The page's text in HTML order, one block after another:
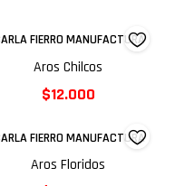
FIERRO MANUFACTURA
Aros Chilcos
$12.000
FIERRO MANUFACTURA
Aros Floridos